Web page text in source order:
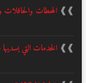
❱❱ المحطات والحافلات
❱❱ الخدمات التي